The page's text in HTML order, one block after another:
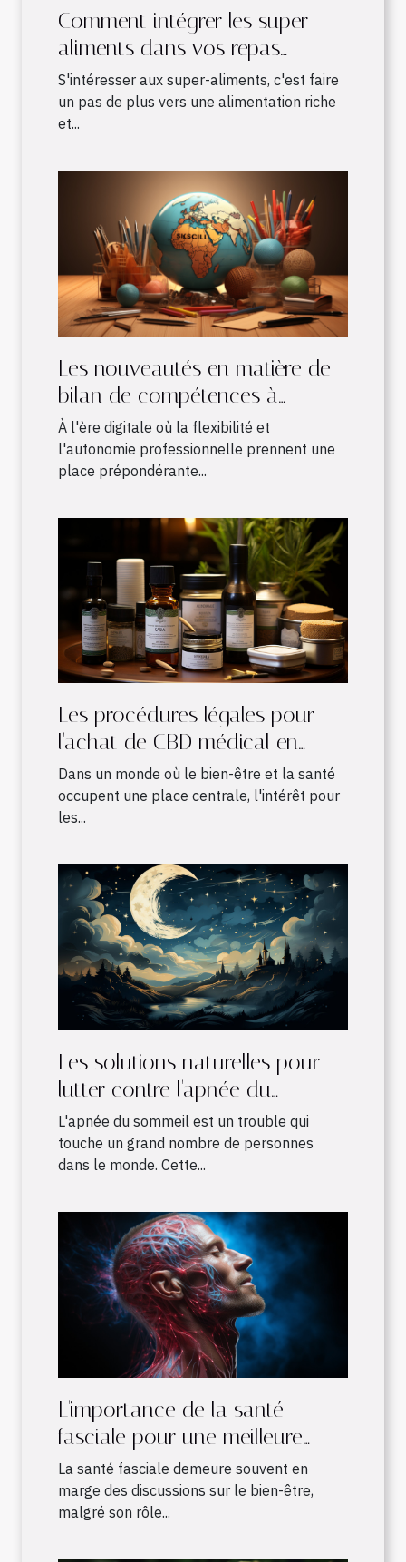
Comment intégrer les super-
aliments dans vos repas
quotidiens
S'intéresser aux super-aliments, c'est faire
un pas de plus vers une alimentation riche
et...
Les nouveautés en matière de
bilan de compétences à
distance : avantages et
fonctionnement
À l'ère digitale où la flexibilité et
l'autonomie professionnelle prennent une
place prépondérante...
Les procédures légales pour
l'achat de CBD médical en
France
Dans un monde où le bien-être et la santé
occupent une place centrale, l'intérêt pour
les...
Les solutions naturelles pour
lutter contre l'apnée du
sommeil
L'apnée du sommeil est un trouble qui
touche un grand nombre de personnes
dans le monde. Cette...
L'importance de la santé
fasciale pour une meilleure
qualité de vie
La santé fasciale demeure souvent en
marge des discussions sur le bien-être,
malgré son rôle...